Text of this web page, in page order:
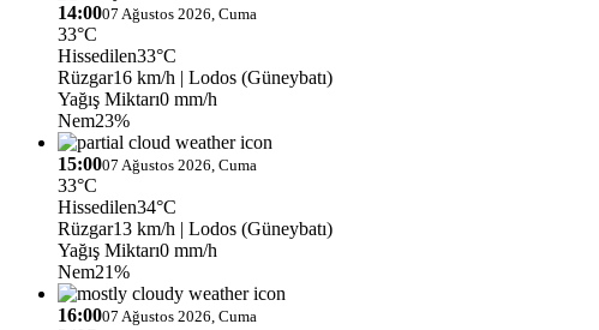
14:0007 Ağustos 2026, Cuma
33°C
Hissedilen33°C
Rüzgar16 km/h | Lodos (Güneybatı)
Yağış Miktarı0 mm/h
Nem23%
15:0007 Ağustos 2026, Cuma
33°C
Hissedilen34°C
Rüzgar13 km/h | Lodos (Güneybatı)
Yağış Miktarı0 mm/h
Nem21%
16:0007 Ağustos 2026, Cuma